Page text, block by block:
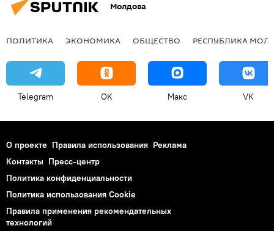
Молдова
ПОЛИТИКА ЭКОНОМИКА ОБЩЕСТВО РЕСПУБЛИКА
Telegram OK Макс VK
О проекте Правила использования Реклама
Контакты Пресс-центр
Политика конфиденциальности
Политика использования Cookie
Правила применения рекомендательных
технологий